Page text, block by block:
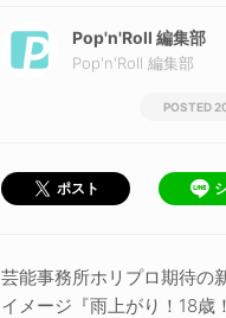
Pop'n'Roll 編集部
Pop'n'Roll 編集部
ポスト
芸能事務所ホリプロ期待の
イメージ『雨上がり！18歳